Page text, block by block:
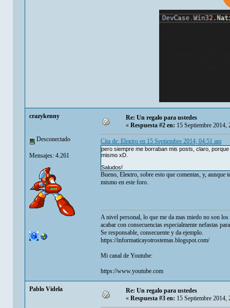
crazykenny
Desconectado
Mensajes: 4.261
Re: Un regalo para ustedes
«Respuesta #2 en:15 Septiembre 2014,
Cita de: Eleкtro en 15 Septiembre 2014, 04:51 am
pero siempre me borraban mis posts, claro,
mismo xD.
Saludos!
Bueno, Eleкtro, sobre esto que comentas, y,
mismo en este foro.
A nivel personal, lo que me da mas miedo no son
acabar con consecuencias especialmente nefastas
Se responsable, consecuente y da ejemplo.
https://informaticayotrostemas.blogspot.com/
Mi canal de Youtube:
https://www.youtube.com
Pablo Videla
Re: Un regalo para ustedes
« Respuesta #3 en: 15 Septiembre 2014,